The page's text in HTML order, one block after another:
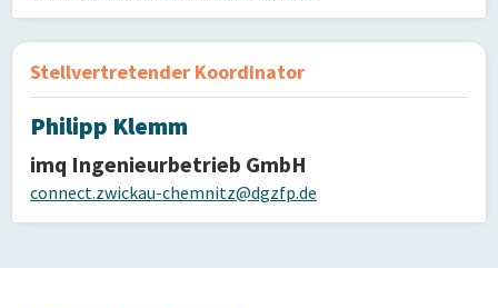
Stellvertretender Koordinator
Philipp Klemm
imq Ingenieurbetrieb GmbH
connect.zwickau-chemnitz@dgzfp.de